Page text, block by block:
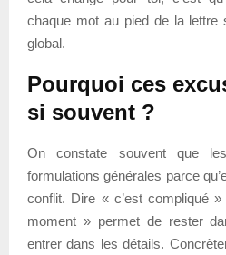
chaque mot au pied de la lettre
global.
Pourquoi ces
si souvent ?
On constate souvent que
formulations générales parce
conflit. Dire « c’est compliqué
moment » permet de rester
entrer dans les détails.